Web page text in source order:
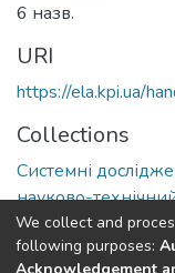
6 назв.
URI
https://ela.kpi.ua/
Collections
Системні
науково-
Full item page
We collect and
following purposes: